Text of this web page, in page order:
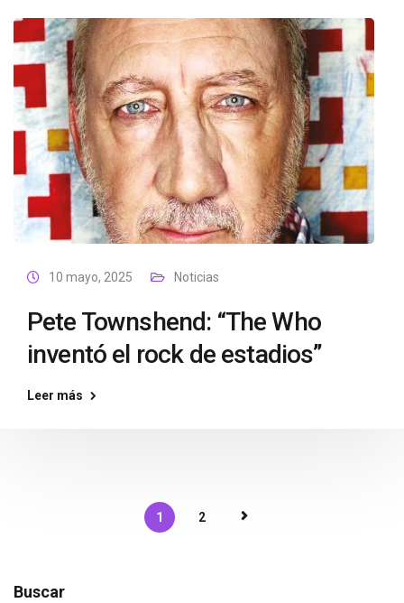
10 mayo, 2025 Noticias
Pete Townshend: “The Who
inventó el rock de estadios”
Leer más
1 2
Buscar